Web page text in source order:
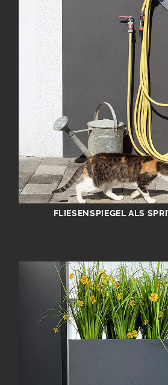
FLIESENSPIEGEL ALS